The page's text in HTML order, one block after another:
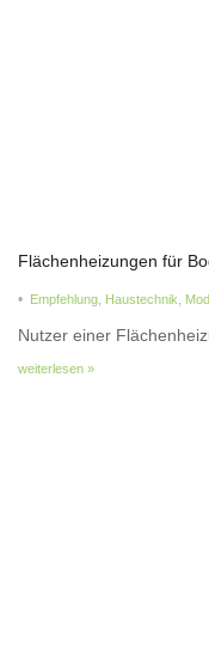
Flächenheizungen für
• Empfehlung Haustechnik
Nutzer einer
weiterlesen »